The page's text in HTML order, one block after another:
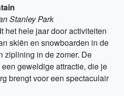
Stanley Park
het hele jaar door activiteiten
skiën en snowboarden in de
ziplining in de zomer. De
geweldige attractie, die je
brengt voor een spectaculair